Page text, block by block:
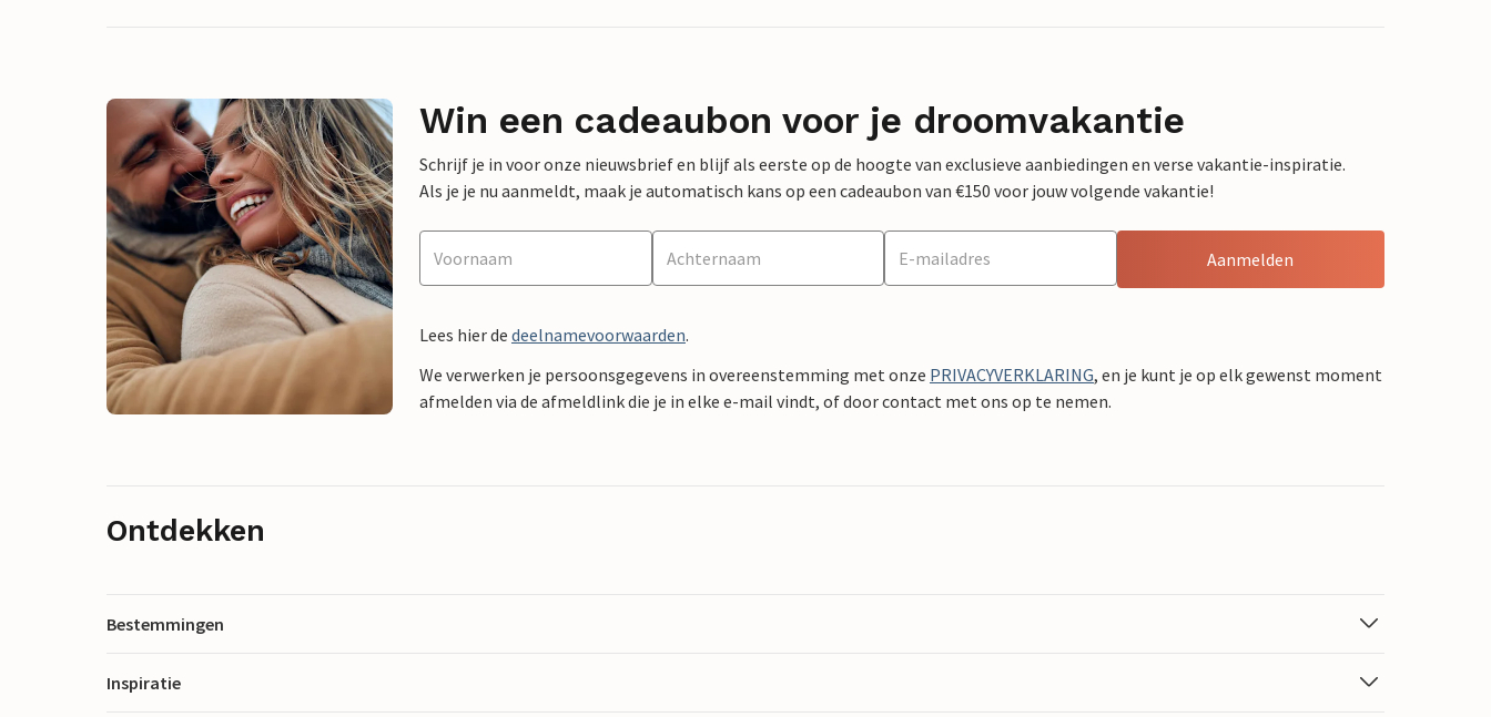
Win een cadeaubon voor je droomvakantie
Schrijf je in voor onze nieuwsbrief en blijf als eerste op de hoogte van exclusieve aanbiedingen en verse vakantie-inspiratie.
Als je je nu aanmeldt, maak je automatisch kans op een cadeaubon van €150 voor jouw volgende vakantie!
Aanmelden
Lees hier de deelnamevoorwaarden.
We verwerken je persoonsgegevens in overeenstemming met onze PRIVACYVERKLARING, en je kunt je op elk gewenst moment
afmelden via de afmeldlink die je in elke e-mail vindt, of door contact met ons op te nemen.
Ontdekken
Bestemmingen
Inspiratie